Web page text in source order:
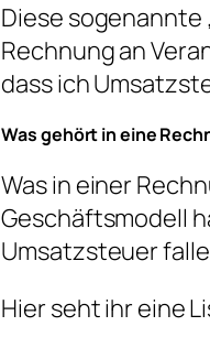
Diese sogenannte
Rechnung an
dass ich
Was gehört in eine
Was in einer
Geschäftsmodell
Umsatzsteuer
Hier seht ihr eine